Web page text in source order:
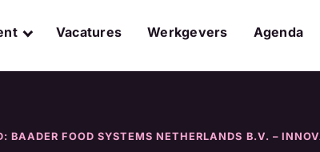
Vacatures Werkgevers Agenda
BAADER FOOD SYSTEMS NETHERLANDS B.V. –